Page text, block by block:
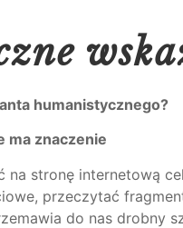
humanistycznego?
ma znaczenie
na stronę internetową
przeczytać
do nas drobny